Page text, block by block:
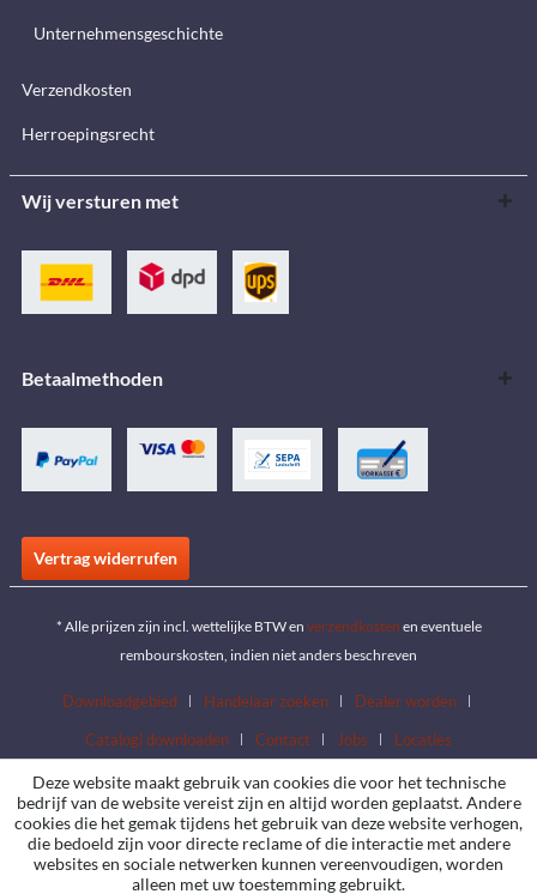
Unternehmensgeschichte
Verzendkosten
Herroepingsrecht
Wij versturen met
Betaalmethoden
Vertrag widerrufen
* Alle prijzen zijn incl. wettelijke BTW en verzendkosten en eventuele
rembourskosten, indien niet anders beschreven
Downloadgebied Handelaar zoeken
Dealer worden
Catalogi downloaden
Contact Jobs Locaties
Deze website maakt gebruik van cookies die voor het technische
bedrijf van de website vereist zijn en altijd worden geplaatst. Andere
cookies die het gemak tijdens het gebruik van deze website verhogen,
die bedoeld zijn voor directe reclame of die interactie met andere
websites en sociale netwerken kunnen vereenvoudigen, worden
alleen met uw toestemming gebruikt.